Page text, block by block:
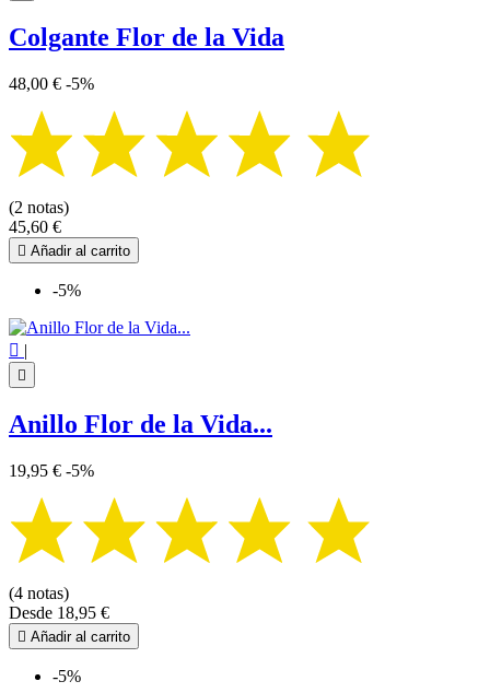
Colgante Flor de la Vida
48,00 € -5%
(2 notas)
45,60 €
 Añadir al carrito
-5%
 |

Anillo Flor de la Vida...
19,95 € -5%
(4 notas)
Desde 18,95 €
 Añadir al carrito
-5%